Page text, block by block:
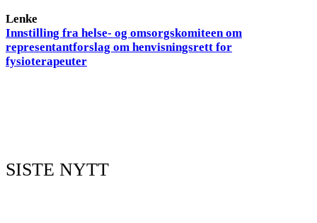
Lenke
Innstilling fra helse- og omsorgskomiteen om
representantforslag om henvisningsrett for
fysioterapeuter
SISTE NYTT